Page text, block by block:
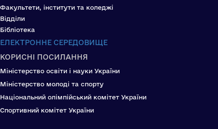
Факультети, інститути та коледжі
Відділи
Бібліотека
ЕЛЕКТРОННЕ СЕРЕДОВИЩЕ
КОРИСНІ ПОСИЛАННЯ
Міністерство освіти і науки України
Міністерство молоді та спорту
Національний олімпійський комітет України
Спортивний комітет України